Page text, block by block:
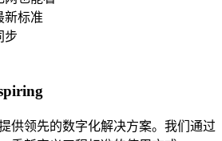
新标准
步
供领先的数字化解决方案。我们通过